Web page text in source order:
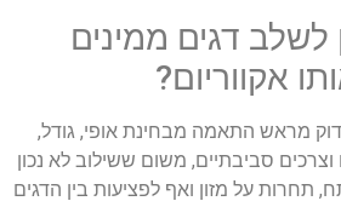
לשלב דגים ממינים
אקווריום?
מראש התאמה מבחינת אופי, גודל,
סביבתיים, משום ששילוב לא נכון
תחרות על מזון ואף לפציעות בין הדגים